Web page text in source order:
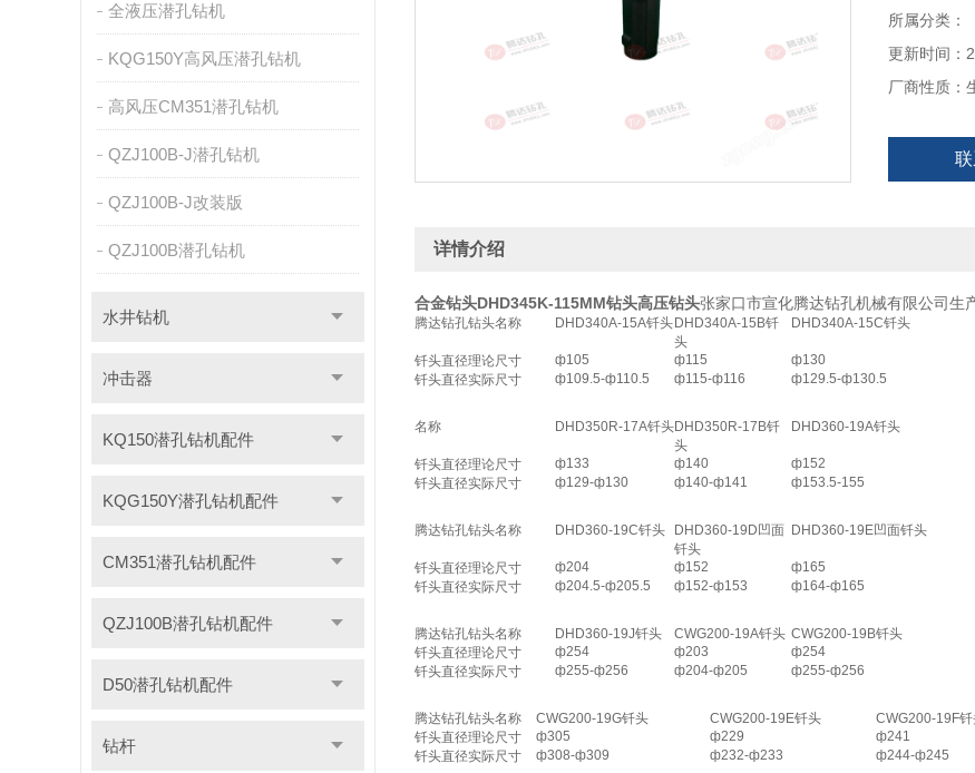
全液压潜孔钻机
KQG150Y高风压潜孔钻机
高风压CM351潜孔钻机
QZJ100B-J潜孔钻机
QZJ100B-J改装版
QZJ100B潜孔钻机
水井钻机
冲击器
KQ150潜孔钻机配件
KQG150Y潜孔钻机配件
CM351潜孔钻机配件
QZJ100B潜孔钻机配件
D50潜孔钻机配件
钻杆
所属分类：
更新时间：
厂商性质：
详情介绍
合金钻头DHD345K-115MM钻头高压钻头张家口市宣化腾达钻孔机械有限公司生
腾达钻孔钻头名称 DHD340A-15A钎头 DHD340A-15B钎
头
DHD340A-15C钎头
钎头直径理论尺寸 ф105 ф115 ф130
钎头直径实际尺寸
ф109.5-ф110.5 ф115-ф116 ф129.5-ф130.5
名称 DHD350R-17A钎头DHD350R-17B钎
头
DHD360-19A钎头
钎头直径理论尺寸 ф133 ф140 ф152
钎头直径实际尺寸
ф129-ф130 ф140-ф141 ф153.5-155
腾达钻孔钻头名称 DHD360-19C钎头 DHD360-19D 凹面
钎头
DHD360-19E凹面钎头
钎头直径理论尺寸 ф204 ф152 ф165
钎头直径实际尺寸
ф204.5-ф205.5 ф152-ф153 ф164-ф165
腾达钻孔钻头名称 DHD360-19J钎头 CWG200-19A钎头 CWG200-19B钎头
钎头直径理论尺寸
ф254 ф203 ф254
钎头直径实际尺寸
ф255-ф256 ф204-ф205 ф255-ф256
腾达钻孔钻头名称 CWG200-19G钎头 CWG200-19E钎头 CWG200-19F
钎头直径理论尺寸
ф305 ф229
ф241
钎头直径实际尺寸
ф308-ф309 ф232-ф233 ф244-ф245